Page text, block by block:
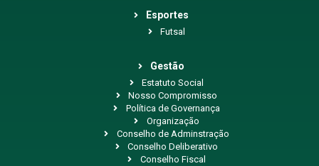
Esportes
Futsal
Gestão
Estatuto Social
Nosso Compromisso
Política de Governança
Organização
Conselho de Adminstração
Conselho Deliberativo
Conselho Fiscal